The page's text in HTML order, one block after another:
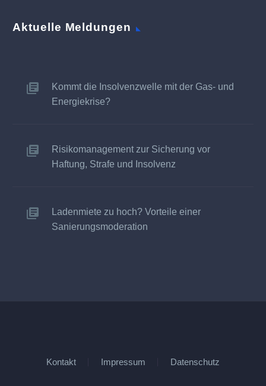
Aktuelle Meldungen
Kommt die Insolvenzwelle mit der Gas- und
Energiekrise?
Risikomanagement zur Sicherung vor
Haftung, Strafe und Insolvenz
Ladenmiete zu hoch? Vorteile einer
Sanierungsmoderation
Kontakt Impressum Datenschutz